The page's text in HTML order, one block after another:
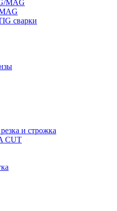
MAG
сварки
и строжка
CUT